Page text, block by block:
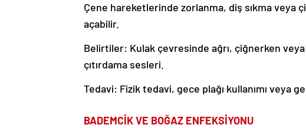
Çene hareketlerinde zorlanma, diş sıkma veya
açabilir.
Belirtiler: Kulak çevresinde ağrı, çiğnerken
çıtırdama sesleri.
Tedavi: Fizik tedavi, gece plağı kullanımı veya
BADEMCİK VE BOĞAZ ENFEKSİYONU